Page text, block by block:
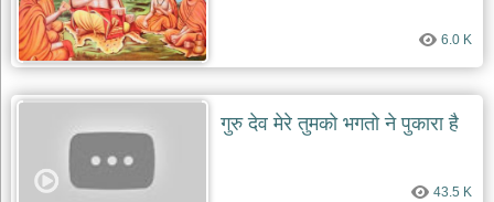
खाटू
श्याम
khatu
रानी
सती
6.0 K
गुरु देव मेरे तुमको भगतो ने पुकारा है
43.5 K